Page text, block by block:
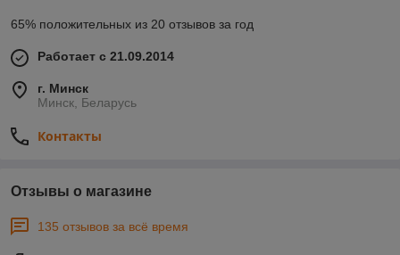
65% положительных из 20 отзывов за год
Работает с 21.09.2014
г. Минск
Минск, Беларусь
Контакты
Отзывы о магазине
135 отзывов за всё время